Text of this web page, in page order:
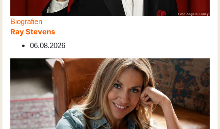
Biografien
Ray Stevens
06.08.2026